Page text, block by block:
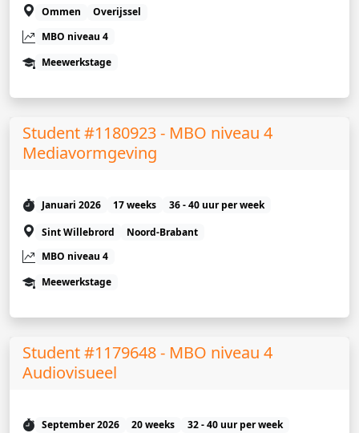
Ommen
Overijssel
MBO niveau 4
Meewerkstage
Student #1180923 - MBO niveau 4
Mediavormgeving
Januari 2026 17 weeks
36 - 40 uur per week
Sint Willebrord
Noord-Brabant
MBO niveau 4
Meewerkstage
Student #1179648 - MBO niveau 4
Audiovisueel
September 2026 20 weeks 32 - 40 uur per week